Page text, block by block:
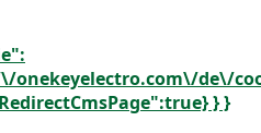
onekeyelectro.com\/de\/
} }